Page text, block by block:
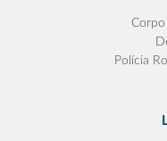
Polícia